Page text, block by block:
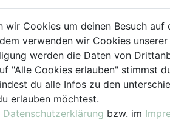
Cookies um deinen Besuch auf
verwenden wir Cookies
werden die Daten von
"Alle Cookies erlauben" stimmst
du alle Infos zu den
erlauben möchtest.
Datenschutzerklärung bzw. im